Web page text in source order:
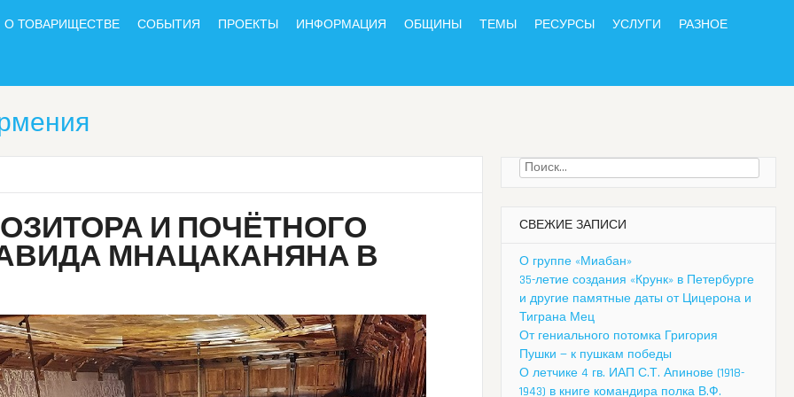
О ТОВАРИЩЕСТВЕ СОБЫТИЯ ПРОЕКТЫ ИНФОРМАЦИЯ ОБЩИНЫ ТЕМЫ РЕСУРСЫ УСЛУГИ РАЗНОЕ
И ПОЧЁТНОГО
МНАЦАКАНЯНА В
Найти:
СВЕЖИЕ ЗАПИСИ
О группе «Миабан»
35-летие создания «Крунк» в Петербурге
и другие памятные даты от Цицерона и
Тиграна Мец
От гениального потомка Григория
Пушки — к пушкам победы
О летчике 4 гв. ИАП С.Т. Апинове (1918-
1943) в книге командира полка В.Ф.